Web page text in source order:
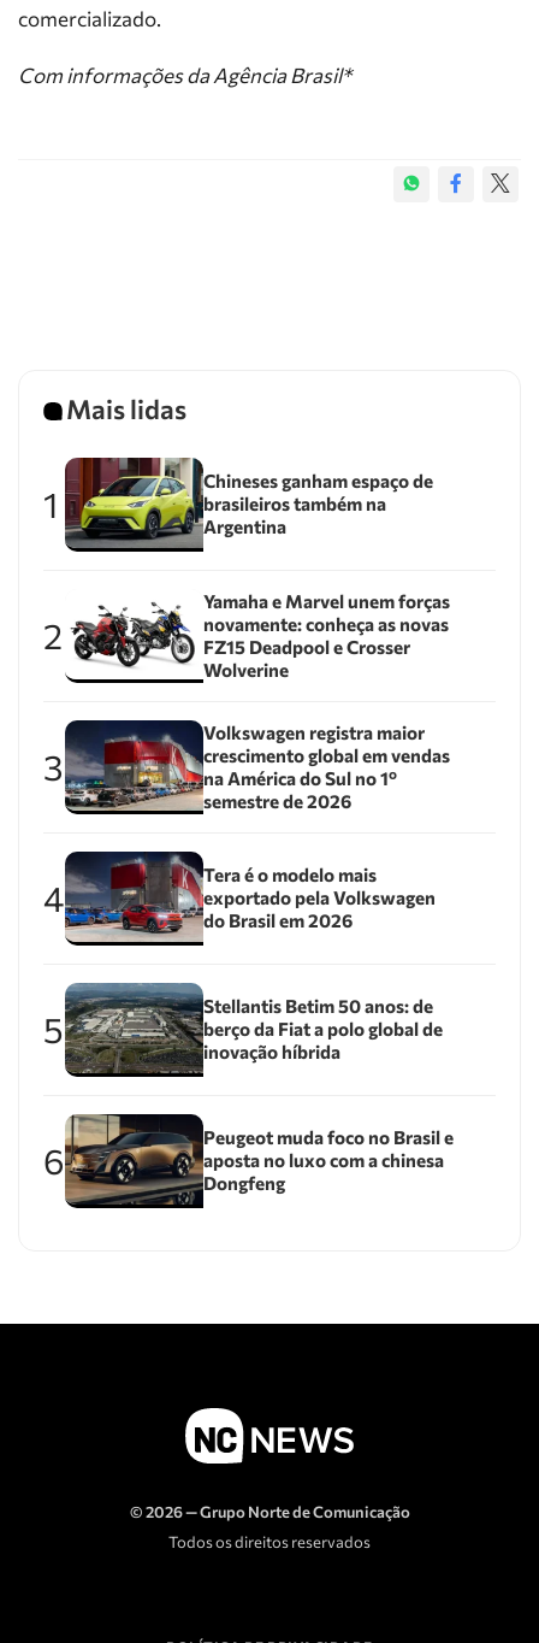
comercializado.
Com informações da Agência Brasil*
Mais lidas
1
Chineses ganham espaço de
brasileiros também na
Argentina
2
Yamaha e Marvel unem forças
novamente: conheça as novas
FZ15 Deadpool e Crosser
Wolverine
3
Volkswagen registra maior
crescimento global em vendas
na América do Sul no 1º
semestre de 2026
4
Tera é o modelo mais
exportado pela Volkswagen
do Brasil em 2026
5
Stellantis Betim 50 anos: de
berço da Fiat a polo global de
inovação híbrida
6
Peugeot muda foco no Brasil e
aposta no luxo com a chinesa
Dongfeng
© 2026 — Grupo Norte de Comunicação
Todos os direitos reservados